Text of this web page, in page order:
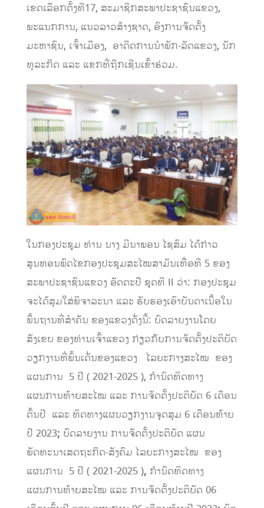
ເຂດເລືອກຕັ້ງທີ17, ສະມາຊິກສະພາປະຊາຊົນແຂວງ,
ພະແນກການ, ແນວລາວສ້າງຊາດ, ອົງການຈັດຕັ້ງ
ມະຫາຊົນ, ເຈົ້າເມືອງ, ອາດີດການນໍາພັກ-ລັດແຂວງ, ນັກ
ທຸລະກິດ ແລະ ແຂກທີ່ຖືກເຊີນເຂົ້າຮ່ວມ.
ໃນກອງປະຊຸມ ທ່ານ ນາງ ມີນາພອນ ໄຊສົມ ໄດ້ກ່າວ
ສູນທອນພົດໄຂກອງປະຊຸມສະໄໝສາມັນເທື່ອທີ 5 ຂອງ
ສະພາປະຊາຊົນແຂວງ ອັດຕະປື ຊຸດທີ II ວ່າ: ກອງປະຊຸມ
ຈະໄດ້ສຸມໃສ່ພິຈາລະນາ ແລະ ຮັບຮອງເອົາບັນດາເນື້ອໃນ
ພື້ນຖານທີ່ສໍາຄັນ ຂອງແຂວງດັ່ງນີ້: ບົດລາຍງານໂດຍ
ສັງເຂບ ຂອງທ່ານເຈົ້າແຂວງ ກ່ຽວກັບການຈັດຕັ້ງປະຕິບັດ
ວຽກງານທີ່ພົ້ນເດັ່ນຂອງແຂວງ ໄລຍະກາງສະໄໝ ຂອງ
ແຜນການ 5 ປີ ( 2021-2025 ), ກໍານົດທິດທາງ
ແຜນການທ້າຍສະໄໝ ແລະ ການຈັດຕັ້ງປະຕິບັດ 6 ເດືອນ
ຕົ້ນປີ ແລະ ທິດທາງແຜນວຽກງານຈຸດສຸມ 6 ເດືອນທ້າຍ
ປີ 2023; ບົດລາຍງານ ການຈັດຕັ້ງປະຕິບັດ ແຜນ
ພັດທະນາເສດຖະກິດ-ສັງຄົມ ໄລຍະກາງສະໄໝ ຂອງ
ແຜນການ 5 ປີ ( 2021-2025 ), ກໍານົດທິດທາງ
ແຜນການທ້າຍສະໄໝ ແລະ ການຈັດຕັ້ງປະຕິບັດ 06